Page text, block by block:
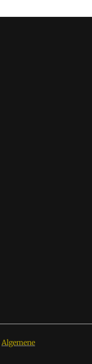
Algemene